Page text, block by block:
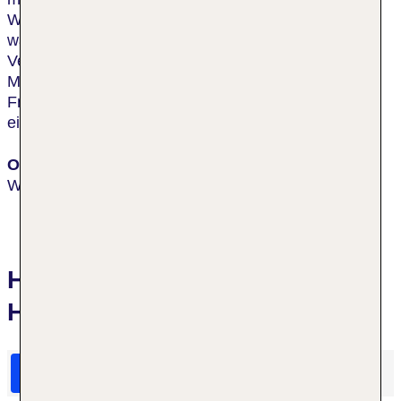
Wiesbadens ist etwa 800 Meter vom Hotel entfernt,
während sich die nächste Haltestelle für öffentliche
Verkehrsmittel in einer Entfernung von ungefähr 200
Metern befindet. Die Transferzeit zum Flughafen
Frankfurt beträgt mit dem Auto ca. 35 Minuten, bei
einer Entfernung von etwa 25 Kilometern.
Ort
Wiesbaden
Hotelbewertungen Mercure
Hotel Wiesbaden City